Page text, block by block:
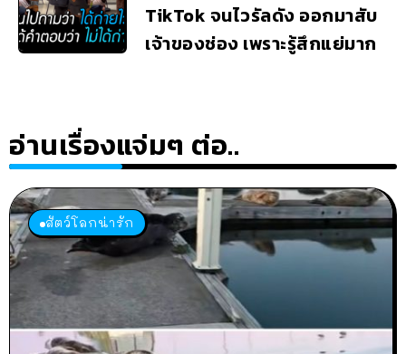
TikTok จนไวรัลดัง ออกมาสับ
เจ้าของช่อง เพราะรู้สึกแย่มาก
อ่านเรื่องแจ่มๆ ต่อ..
สัตว์โลกน่ารัก